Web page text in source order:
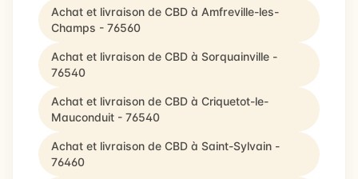
Achat et livraison de CBD à Amfreville-les-
Champs - 76560
Achat et livraison de CBD à Sorquainville -
76540
Achat et livraison de CBD à Criquetot-le-
Mauconduit - 76540
Achat et livraison de CBD à Saint-Sylvain -
76460